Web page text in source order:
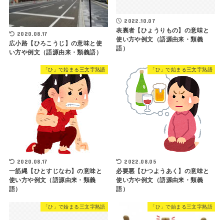
2020.08.17
広小路【ひろこうじ】の意味と使
い方や例文（語源由来・類義語）
2022.10.07
表裏者【ひょうりもの】の意味と
使い方や例文（語源由来・類義
語）
「ひ」で始まる三文字熟語
2020.08.17
一筋縄【ひとすじなわ】の意味と
使い方や例文（語源由来・類義
語）
「ひ」で始まる三文字熟語
2022.08.05
必要悪【ひつようあく】の意味と
使い方や例文（語源由来・類義
語）
「ひ」で始まる三文字熟語 「ひ」で始まる三文字熟語